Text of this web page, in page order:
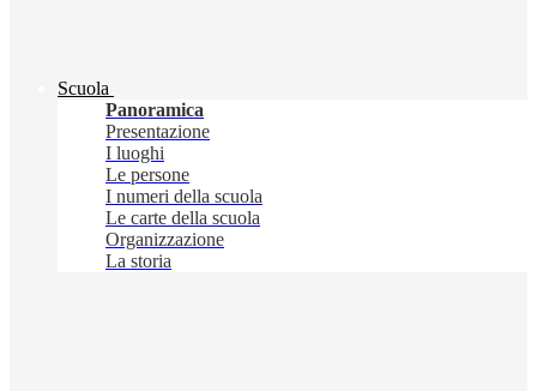
Scuola
Panoramica
Presentazione
I luoghi
Le persone
I numeri della scuola
Le carte della scuola
Organizzazione
La storia